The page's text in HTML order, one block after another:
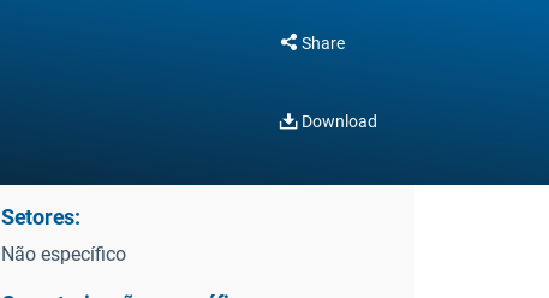
Share
Download
Setores:
Não específico